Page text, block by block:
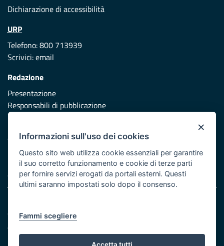
Dichiarazione di accessibilità
URP
Telefono: 800 713939
Scrivici:email
Redazione
Presentazione
Responsabili di pubblicazione
Vai al sito di Protezione Civile Puglia
Iniziativa finanziata con risorse del POR Puglia 2014/2020 -
Asse XI
Cookie e privacy
Atti di notifica
Feed RSS
×
Informazioni sull'uso dei cookies
Questo sito web utilizza cookie essenziali per garantire
il suo corretto funzionamento e cookie di terze parti
per fornire servizi erogati da portali esterni. Questi
ultimi saranno impostati solo dopo il consenso.
Fammi scegliere